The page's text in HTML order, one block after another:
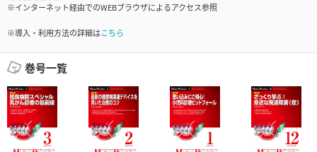
※インターネット経由でのWEBブラウザによるアクセス参照
※導入・利用方法の詳細はこちら
巻号一覧